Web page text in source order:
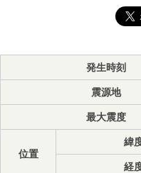
発生時刻
震源地
最大震度
位置
緯
経